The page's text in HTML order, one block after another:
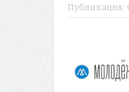
Публикация: